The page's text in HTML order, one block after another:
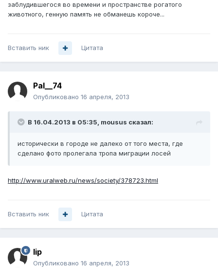
заблудившегося во времени и пространстве рогатого
животного, генную память не обманешь короче...
Вставить ник Цитата
Pal__74
Опубликовано 16 апреля, 2013
В 16.04.2013 в 05:35, mousus сказал:
исторически в городе не далеко от того места, где
сделано фото пролегала тропа миграции лосей
http://www.uralweb.ru/news/society/378723.html
Вставить ник Цитата
lip
Опубликовано 16 апреля, 2013